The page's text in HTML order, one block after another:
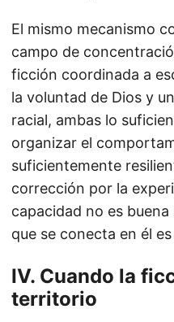
El mismo mecanismo
campo de
ficción coordinada a
la voluntad de Dios y
racial, ambas lo
organizar el
suficientemente
corrección por la
capacidad no es
que se conecta en él
IV. Cuando la
territorio